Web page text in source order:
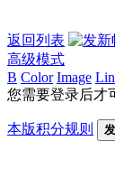
返回列表
高级模式
B Color Image
您需要登录后才
本版积分规则